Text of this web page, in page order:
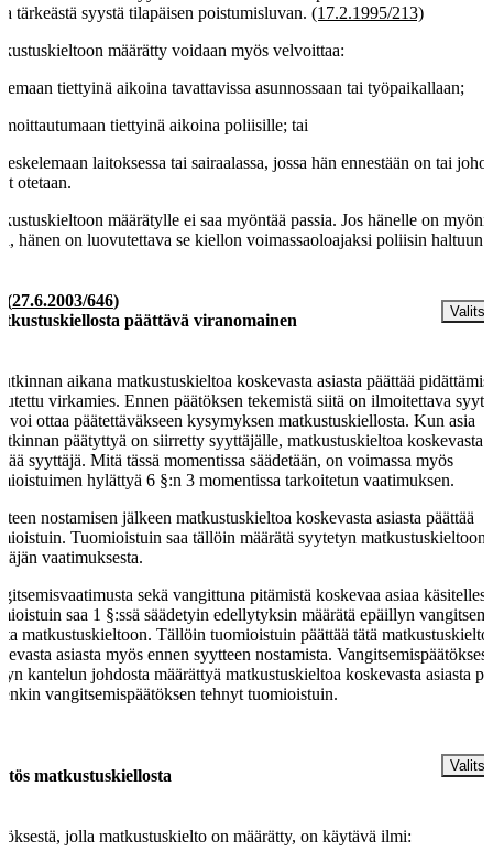
tärkeästä syystä tilapäisen poistumisluvan. (17.2.1995/213)
määrätty voidaan myös velvoittaa:
tiettyinä aikoina tavattavissa asunnossaan tai työpaikallaan;
tiettyinä aikoina poliisille; tai
laitoksessa tai sairaalassa, jossa hän ennestään on tai
otetaan.
määrätylle ei saa myöntää passia. Jos hänelle on
hänen on luovutettava se kiellon voimassaoloajaksi poliisin haltuun.
(27.6.2003/646)
päättävä viranomainen
aikana matkustuskieltoa koskevasta asiasta päättää
virkamies. Ennen päätöksen tekemistä siitä on ilmoitettava
voi ottaa päätettäväkseen kysymyksen matkustuskiellosta. Kun asia
päätyttyä on siirretty syyttäjälle, matkustuskieltoa koskevasta
syyttäjä. Mitä tässä momentissa säädetään, on voimassa myös
hylättyä 6 §:n 3 momentissa tarkoitetun vaatimuksen.
nostamisen jälkeen matkustuskieltoa koskevasta asiasta päättää
Tuomioistuin saa tällöin määrätä syytetyn matkustuskieltoon
vaatimuksesta.
sekä vangittuna pitämistä koskevaa asiaa
saa 1 §:ssä säädetyin edellytyksin määrätä epäillyn
matkustuskieltoon. Tällöin tuomioistuin päättää tätä
asiasta myös ennen syytteen nostamista.
kantelun johdosta määrättyä matkustuskieltoa koskevasta asiasta
vangitsemispäätöksen tehnyt tuomioistuin.
matkustuskiellosta
jolla matkustuskielto on määrätty, on käytävä ilmi: